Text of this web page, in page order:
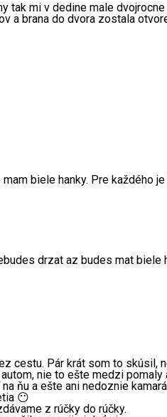
mi v dedine male
brana do dvora zostala
biele hanky. Pre každého
drzat az budes mat
cestu. Pár krát som to
nie to ešte medzi
ňu a ešte ani nedoznie
😶
z rúčky do rúčky.